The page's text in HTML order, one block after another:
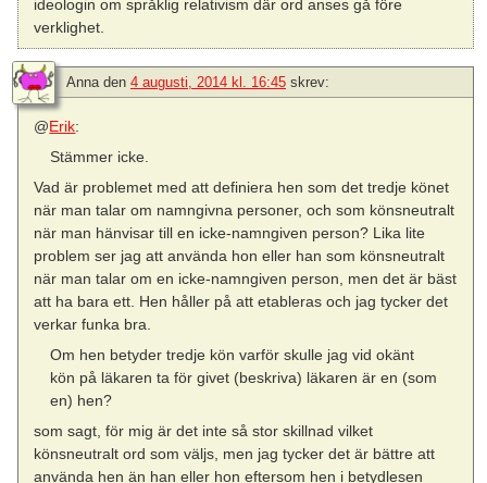
ideologin om språklig relativism där ord anses gå före
verklighet.
Anna den 4 augusti, 2014 kl. 16:45 skrev:
@Erik:
Stämmer icke.
Vad är problemet med att definiera hen som det tredje könet
när man talar om namngivna personer, och som könsneutralt
när man hänvisar till en icke-namngiven person? Lika lite
problem ser jag att använda hon eller han som könsneutralt
när man talar om en icke-namngiven person, men det är bäst
att ha bara ett. Hen håller på att etableras och jag tycker det
verkar funka bra.
Om hen betyder tredje kön varför skulle jag vid okänt
kön på läkaren ta för givet (beskriva) läkaren är en (som
en) hen?
som sagt, för mig är det inte så stor skillnad vilket
könsneutralt ord som väljs, men jag tycker det är bättre att
använda hen än han eller hon eftersom hen i betydlesen